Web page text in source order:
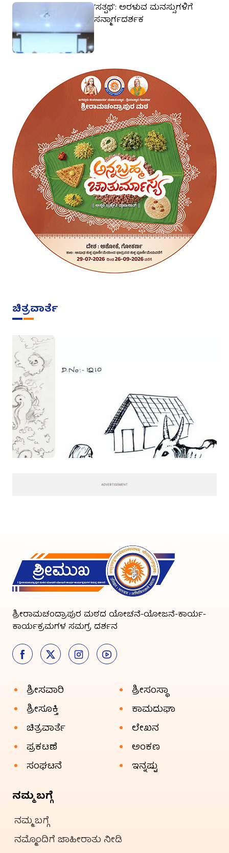
‘ಸತ್ಪಥ’: ಅರಳುವ ಮನಸ್ಸುಗಳಿಗೆ
ಸನ್ಮಾರ್ಗದರ್ಶಕ
ಚಿತ್ರವಾರ್ತೆ
ಶ್ರೀರಾಮಚಂದ್ರಾಪುರ ಮಠದ ಯೋಚನೆ-ಯೋಜನೆ-ಕಾರ್ಯ-
ಕಾರ್ಯಕ್ರಮಗಳ ಸಮಗ್ರ ದರ್ಶನ
ಶ್ರೀಸವಾರಿ
ಶ್ರೀಸಂಸ್ಥಾ
ಶ್ರೀಸೂಕ್ತಿ
ಕಾಮದುಘಾ
ಚಿತ್ರವಾರ್ತೆ
ಲೇಖನ
ಪ್ರಕಟಣೆ
ಅಂಕಣ
ಸಂಘಟನೆ
ಇನ್ನಷ್ಟು
ನಮ್ಮ ಬಗ್ಗೆ
ನಮ್ಮ ಬಗ್ಗೆ
ನಮ್ಮೊಂದಿಗೆ ಜಾಹೀರಾತು ನೀಡಿ